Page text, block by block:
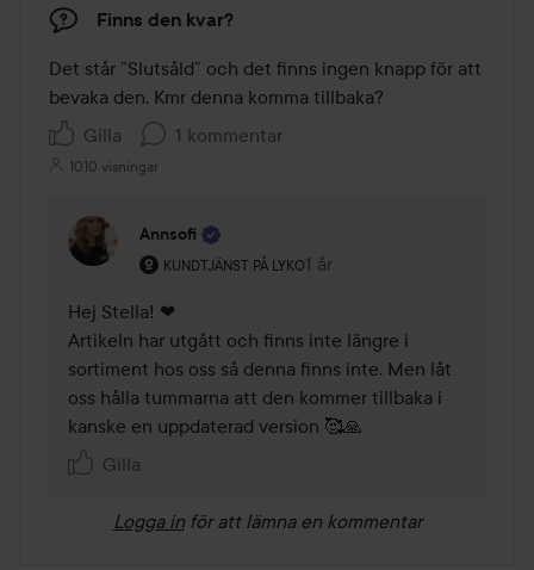
Finns den kvar?
Det står ”Slutsåld” och det finns ingen knapp för att
bevaka den. Kmr denna komma tillbaka?
Gilla
1 kommentar
1010 visningar
Annsofi
KUNDTJÄNST PÅ LYKO
Användarens roll: Kundtjänst på Lyko.
1 år
Kommentaren lades 1 år
Hej Stella! ❤
Artikeln har utgått och finns inte längre i
sortiment hos oss så denna finns inte. Men låt
oss hålla tummarna att den kommer tillbaka i
kanske en uppdaterad version 🥰🙏
Gilla
Logga in för att lämna en kommentar